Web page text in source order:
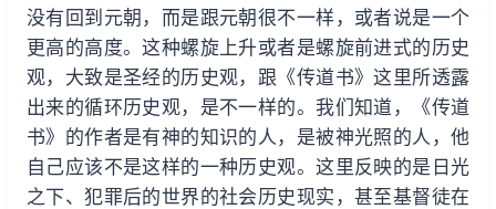
没有回到元朝，而是跟元朝很不一样，或者说是一个
更高的高度。这种螺旋上升或者是螺旋前进式的历史
观，大致是圣经的历史观，跟《传道书》这里所透露
出来的循环历史观，是不一样的。我们知道，《传道
书》的作者是有神的知识的人，是被神光照的人，他
自己应该不是这样的一种历史观。这里反映的是日光
之下、犯罪后的世界的社会历史现实，甚至基督徒在